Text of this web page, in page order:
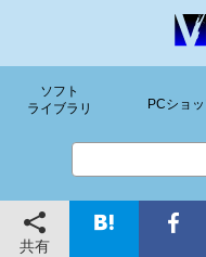
ソフト
ライブラリ
PCショ
共有